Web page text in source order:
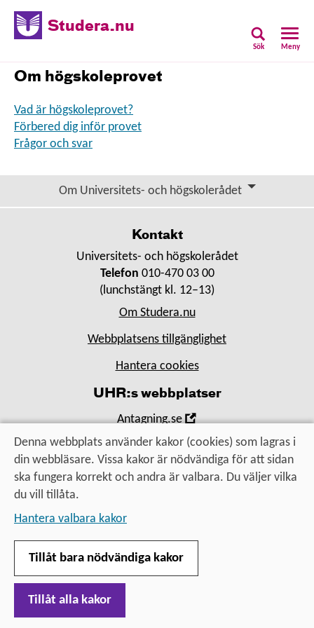
Studera.nu
Sök Meny
Om högskoleprovet
Vad är högskoleprovet?
Förbered dig inför provet
Frågor och svar
Om Universitets- och högskolerådet
Kontakt
Universitets- och högskolerådet
Telefon 010-470 03 00
(lunchstängt kl. 12–13)
Om Studera.nu
Webbplatsens tillgänglighet
Hantera cookies
UHR:s webbplatser
Antagning.se
,
Öppna
i
nytt
Universityadmissions.se
,
Öppna
i
,
Öppna
Utbildning, utbyte, utveckling
– för alla som vill vidare
Denna webbplats använder kakor (cookies) som lagras i
din webbläsare. Vissa kakor är nödvändiga för att sidan
ska fungera korrekt och andra är valbara. Du väljer vilka
du vill tillåta.
Hantera valbara kakor
Tillåt bara nödvändiga kakor
Tillåt alla kakor